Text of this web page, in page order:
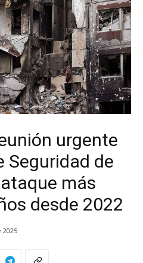
urgente
Seguridad de
más
desde 2022
2025